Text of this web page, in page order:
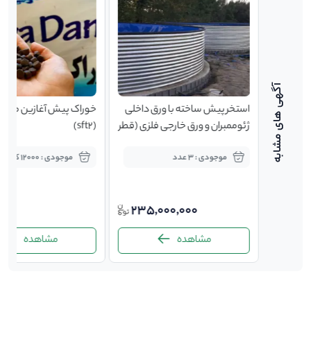
تکفاز
استریم
استخر پیش ساخته با ورق داخلی
ژئوممبران و ورق خارجی فلزی (قطر
موجودی : 3 عدد
235,000,000
مشاهده
خوراک پیش آغازین
(sft2)
موجودی : 12000 کیلوگرم
مشاهده